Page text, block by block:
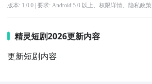
版本: 1.0.0| 要求: Android 5.0 以上、 权限详情、 隐私政策
精灵短剧2026更新内容
更新短剧内容